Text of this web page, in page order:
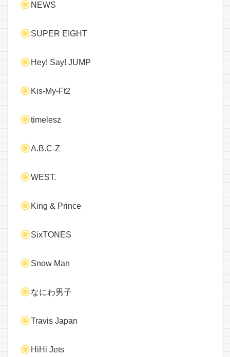
NEWS
SUPER EIGHT
Hey! Say! JUMP
Kis-My-Ft2
timelesz
A.B.C-Z
WEST.
King & Prince
SixTONES
Snow Man
なにわ男子
Travis Japan
HiHi Jets